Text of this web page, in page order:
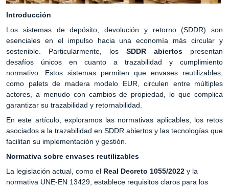
Introducción
Los sistemas de depósito, devolución y retorno (SDDR) son
esenciales en el impulso hacia una economía más circular y
sostenible. Particularmente, los SDDR abiertos presentan
desafíos únicos en cuanto a trazabilidad y cumplimiento
normativo. Estos sistemas permiten que envases reutilizables,
como palets de madera modelo EUR, circulen entre múltiples
actores, a menudo con cambios de propiedad, lo que complica
garantizar su trazabilidad y retornabilidad.
En este artículo, exploramos las normativas aplicables, los retos
asociados a la trazabilidad en SDDR abiertos y las tecnologías que
facilitan su implementación y gestión.
Normativa sobre envases reutilizables
La legislación actual, como el Real Decreto 1055/2022 y la
normativa UNE-EN 13429, establece requisitos claros para los